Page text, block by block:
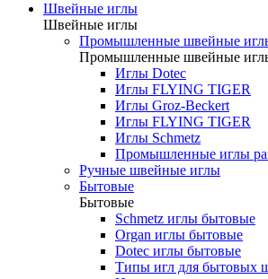
Швейные иглы
Швейные иглы
Промышленные швейные
Промышленные швейные
Иглы Dotec
Иглы FLYING TIGER
Иглы Groz-Beckert
Иглы FLYING TIGER
Иглы Schmetz
Промышленные иглы
Ручные швейные иглы
Бытовые
Бытовые
Schmetz иглы бытовые
Organ иглы бытовые
Dotec иглы бытовые
Типы игл для бытовых